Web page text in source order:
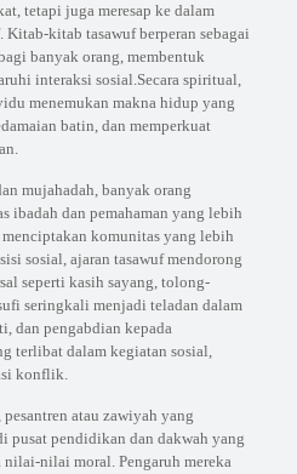
tetapi juga meresap ke dalam
kitab tasawuf berperan sebagai
banyak orang, membentuk
interaksi sosial.Secara spiritual,
menemukan makna hidup yang
batin, dan memperkuat
mujahadah, banyak orang
ibadah dan pemahaman yang lebih
komunitas yang lebih
sosial, ajaran tasawuf mendorong
seperti kasih sayang, tolong-
seringkali menjadi teladan dalam
dan pengabdian kepada
terlibat dalam kegiatan sosial,
konflik.
atau zawiyah yang
pusat pendidikan dan dakwah yang
nilai-nilai moral. Pengaruh mereka